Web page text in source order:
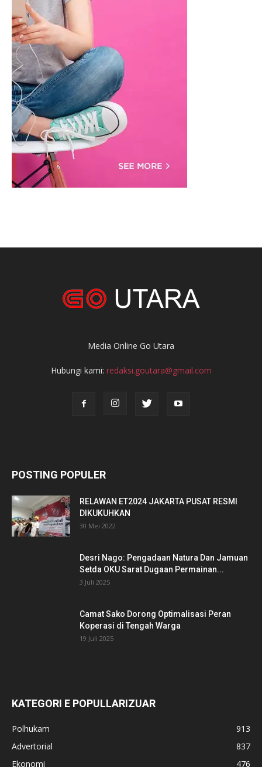
Media Online Go Utara
Hubungi kami: redaksi.goutara@gmail.com
POSTING POPULER
RELAWAN ET2024 JAKARTA PUSAT RESMI
DIKUKUHKAN
30 Mei 2022
Desri Nago: Pengadaan Natura Dan Jamuan
Setda OKU Sarat Dugaan Permainan...
3 Juli 2025
Camat Sako Dorong Optimalisasi Peran
Koperasi di Tengah Warga
19 Juli 2025
KATEGORI E POPULLARIZUAR
Polhukam
913
Advertorial
837
Ekonomi
476